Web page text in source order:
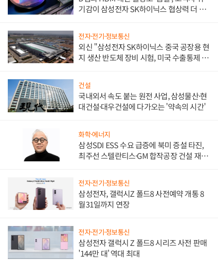
기감이 삼성전자 SK하이닉스 협상력 더 키
전자·전기·정보통신
외신 "삼성전자 SK하이닉스 중국 공장용 현
지 생산 반도체 장비 시험, 미국 수출통제 대
건설
국내외서 속도 붙는 원전 사업, 삼성물산·현
대건설·대우건설에 다가오는 '약속의 시간'
화학·에너지
삼성SDI ESS 수요 급증에 북미 증설 타진,
최주선 스텔란티스·GM 합작공장 건설 재추
전자·전기·정보통신
삼성전자, 갤럭시Z 폴드8 사전예약 개통 8
월31일까지 연장
전자·전기·정보통신
삼성전자 갤럭시 Z 폴드8 시리즈 사전 판매
'144만 대' 역대 최대